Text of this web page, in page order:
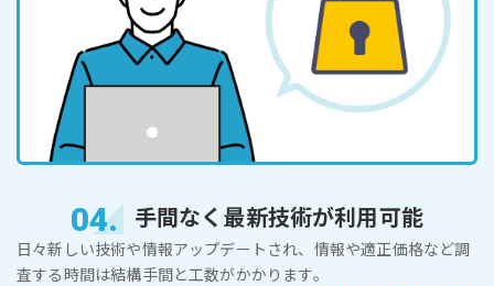
04. 手間なく最新技術が利用可能
日々新しい技術や情報アップデートされ、情報や適正価格など調
査する時間は結構手間と工数がかかります。